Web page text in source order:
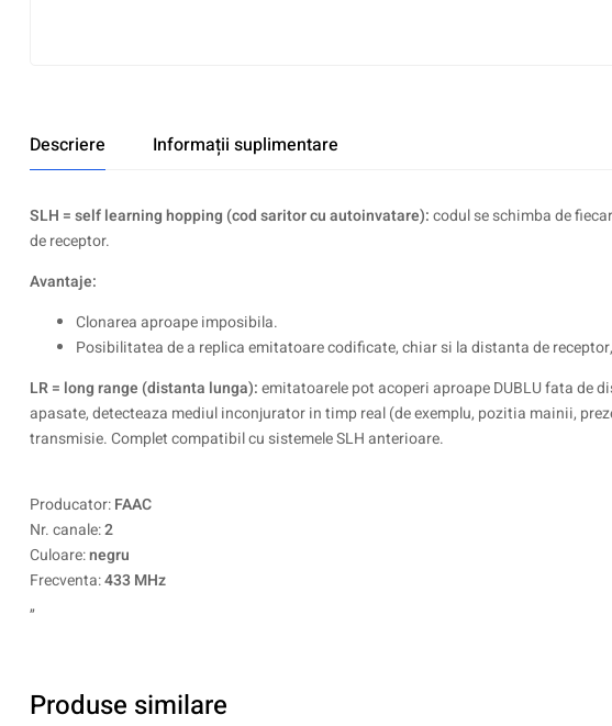
Descriere Informații suplimentare
SLH = self learning hopping (cod saritor cu autoinvatare):codul se schimba de
de receptor.
Avantaje:
Clonarea aproape imposibila.
Posibilitatea de a replica emitatoare codificate, chiar si la distanta de
LR = long range (distanta lunga):emitatoarele pot acoperi aproape DUBLU fata de
apasate, detecteaza mediul inconjurator in timp real (de exemplu, pozitia mainii,
transmisie. Complet compatibil cu sistemele SLH anterioare.
Producator:FAAC
Nr. canale:2
Culoare:negru
Frecventa:433 MHz
„
Produse similare